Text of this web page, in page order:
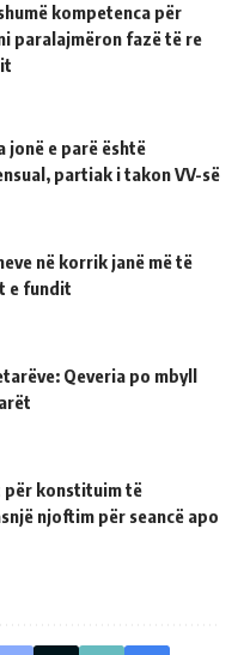
kompetenca për
paralajmëron fazë të re
jonë e parë është
partiak i takon VV-së
në korrik janë më të
e fundit
Qeveria po mbyll
konstituim të
njoftim për seancë apo